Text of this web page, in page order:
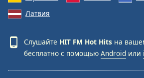
Латвия
Слушайте HIT FM Hot Hits на
бесплатно с помощью Android или